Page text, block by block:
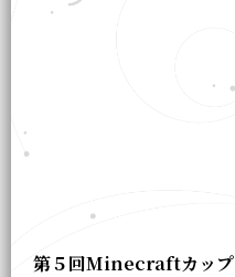
第５回Minecraftカップ